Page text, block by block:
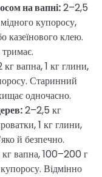
на вапні:2–2,5
купоросу,
казеїнового клею.
кг вапна, 1 кг глини,
Старинний
одночасно.
2–2,5 кг
1 кг глини,
й безпечно.
вапна, 100–200 г
Відмінно